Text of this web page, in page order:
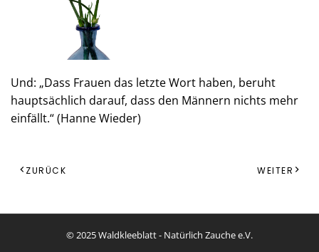
Und: „Dass Frauen das letzte Wort haben, beruht
hauptsächlich darauf, dass den Männern nichts mehr
einfällt.“ (Hanne Wieder)
ZURÜCK WEITER
© 2025 Waldkleeblatt - Natürlich Zauche e.V.